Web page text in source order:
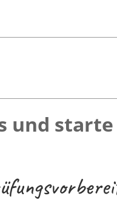
und